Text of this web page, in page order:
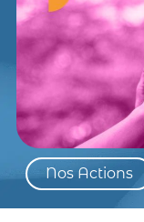
Nos Actions